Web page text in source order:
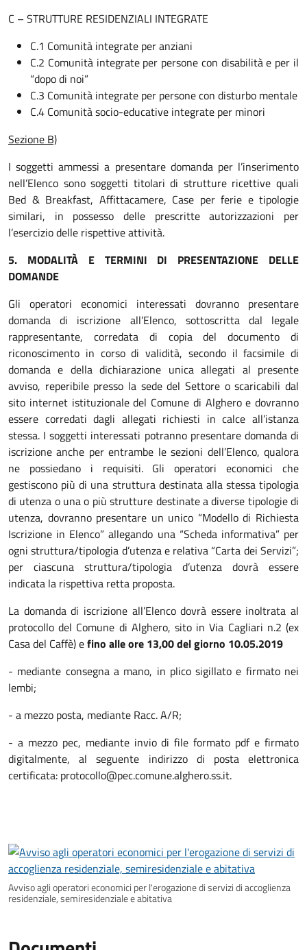
C – STRUTTURE RESIDENZIALI INTEGRATE
C.1 Comunità integrate per anziani
C.2 Comunità integrate per persone con disabilità e per il
“dopo di noi”
C.3 Comunità integrate per persone con disturbo mentale
C.4 Comunità socio-educative integrate per minori
Sezione B)
I soggetti ammessi a presentare domanda per l’inserimento
nell’Elenco sono soggetti titolari di strutture ricettive quali
Bed & Breakfast, Affittacamere, Case per ferie e tipologie
similari, in possesso delle prescritte autorizzazioni per
l’esercizio delle rispettive attività.
5. MODALITÀ E TERMINI DI PRESENTAZIONE DELLE
DOMANDE
Gli operatori economici interessati dovranno presentare
domanda di iscrizione all’Elenco, sottoscritta dal legale
rappresentante, corredata di copia del documento di
riconoscimento in corso di validità, secondo il facsimile di
domanda e della dichiarazione unica allegati al presente
avviso, reperibile presso la sede del Settore o scaricabili dal
sito internet istituzionale del Comune di Alghero e dovranno
essere corredati dagli allegati richiesti in calce all’istanza
stessa. I soggetti interessati potranno presentare domanda di
iscrizione anche per entrambe le sezioni dell’Elenco, qualora
ne possiedano i requisiti. Gli operatori economici che
gestiscono più di una struttura destinata alla stessa tipologia
di utenza o una o più strutture destinate a diverse tipologie di
utenza, dovranno presentare un unico “Modello di Richiesta
Iscrizione in Elenco” allegando una “Scheda informativa” per
ogni struttura/tipologia d’utenza e relativa “Carta dei Servizi”;
per ciascuna struttura/tipologia d’utenza dovrà essere
indicata la rispettiva retta proposta.
La domanda di iscrizione all’Elenco dovrà essere inoltrata al
protocollo del Comune di Alghero, sito in Via Cagliari n.2 (ex
Casa del Caffè) efino alle ore 13,00 del giorno 10.05.2019
- mediante consegna a mano, in plico sigillato e firmato nei
lembi;
- a mezzo posta, mediante Racc. A/R;
- a mezzo pec, mediante invio di file formato pdf e firmato
digitalmente, al seguente indirizzo di posta elettronica
certificata: protocollo@pec.comune.alghero.ss.it.
Avviso agli operatori economici per l'erogazione di servizi di accoglienza
residenziale, semiresidenziale e abitativa